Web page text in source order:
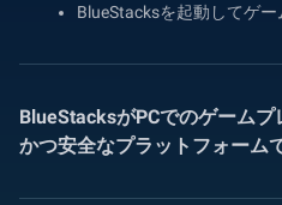
BlueStacksを起動してゲー
BlueStacksがPCでのゲーム
かつ安全なプラットフォーム